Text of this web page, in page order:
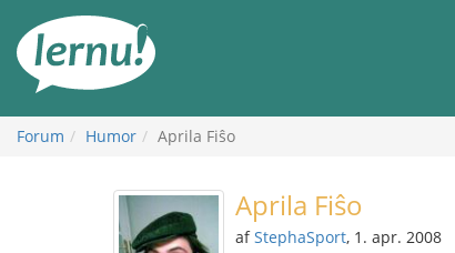
indholdet
Forum Humor Aprila Fiŝo
Aprila Fiŝo
afStephaSport, 1. apr. 2008